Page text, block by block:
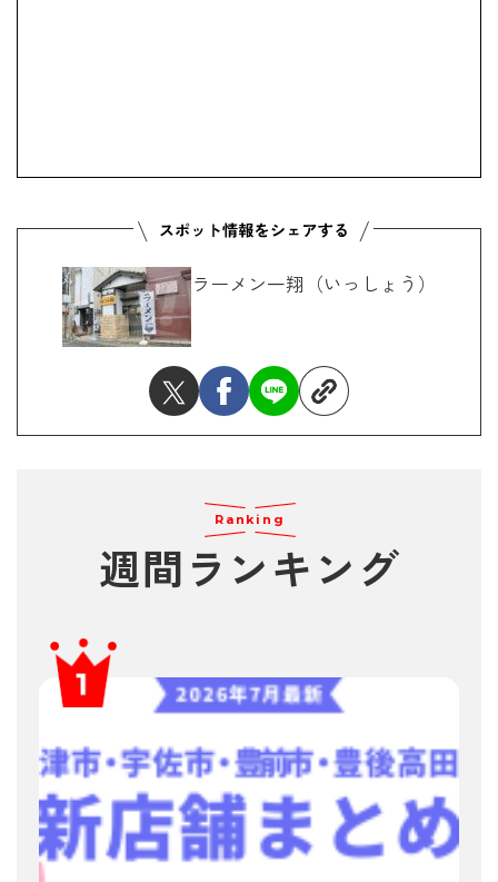
ラーメン一翔（いっしょう）
Ranking
週間ランキング